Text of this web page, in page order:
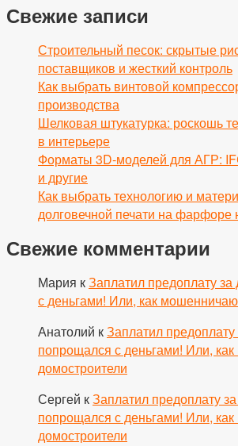
Свежие записи
Строительный песок: скрытые
поставщиков и жесткий контроль
Как выбрать винтовой
производства
Шелковая штукатурка: роскошь
в интерьере
Форматы 3D-моделей для АГР:
и другие
Как выбрать технологию и
долговечной печати на фарфоре
Свежие комментарии
Мария кЗаплатил предоплату
с деньгами! Или, как
Анатолий кЗаплатил
попрощался с деньгами! Или,
домостроители
Сергей кЗаплатил предоплату
попрощался с деньгами! Или,
домостроители